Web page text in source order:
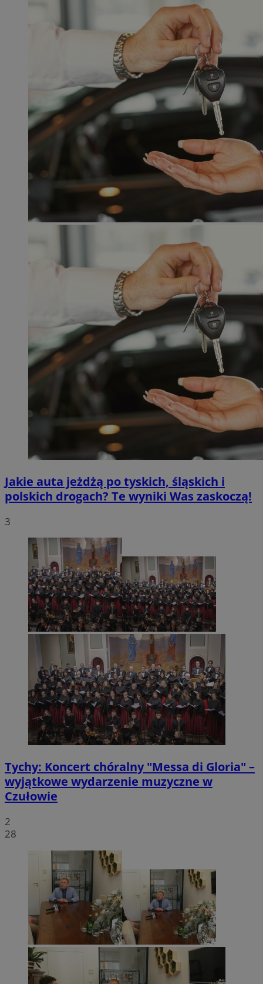
Jakie auta jeżdżą po tyskich, śląskich i
polskich drogach? Te wyniki Was zaskoczą!
3
Tychy: Koncert chóralny "Messa di Gloria" –
wyjątkowe wydarzenie muzyczne w
Czułowie
2
28